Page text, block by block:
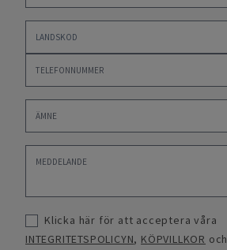
Klicka här för att acceptera våra
INTEGRITETSPOLICYN, KÖPVILLKOR och